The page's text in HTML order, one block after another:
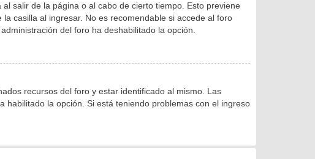
salir de la página o al cabo de cierto tiempo. Esto previene
casilla al ingresar. No es recomendable si accede al foro
del foro ha deshabilitado la opción.
recursos del foro y estar identificado al mismo. Las
la opción. Si está teniendo problemas con el ingreso